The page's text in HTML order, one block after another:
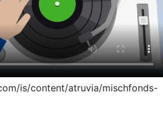
is/content/atruvia/mischfonds-